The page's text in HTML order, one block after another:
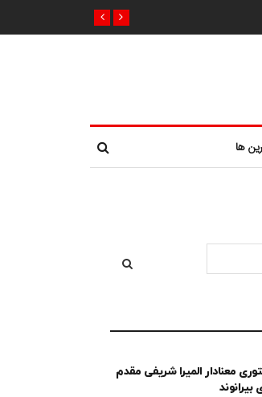
ها
معنادار المیرا شریفی مقدم
بیرانوند